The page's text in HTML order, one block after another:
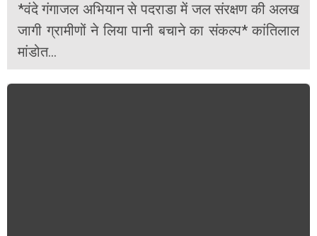
*वंदे गंगाजल अभियान से पदराडा में जल संरक्षण की अलख
जागी ग्रामीणों ने लिया पानी बचाने का संकल्प* कांतिलाल
मांडोत...